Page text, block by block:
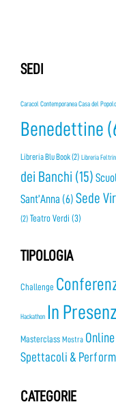
SEDI
Caracol Contemporanea Casa del Popolo
Benedettine
Libreria Blu Book(2) Libreria
dei Banchi (15)
Sant’Anna (6) Sede
(2) Teatro Verdi (3)
TIPOLOGIA
Challenge
Hackathon In
Masterclass Mostra Online
Spettacoli &
CATEGORIE